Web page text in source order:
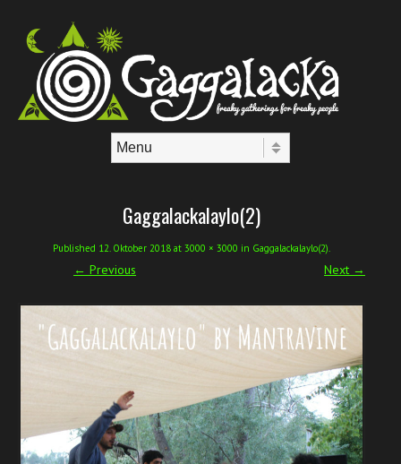
Gaggalackalaylo(2)
Published 12. Oktober 2018 at 3000 × 3000 in Gaggalackalaylo(2)
← Previous Next →